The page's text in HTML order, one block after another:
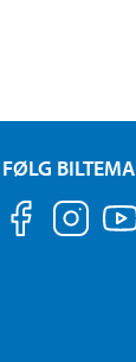
FØLG BILTEMA